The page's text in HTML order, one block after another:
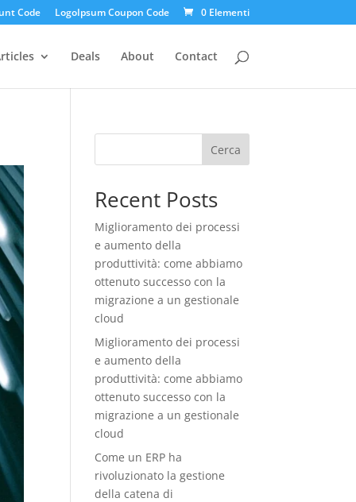
Code LogoIpsum Coupon Code 0 Elementi
Deals About Contact
Cerca
Recent Posts
Miglioramento dei processi
e aumento della
produttività: come abbiamo
ottenuto successo con la
migrazione a un gestionale
cloud
Miglioramento dei processi
e aumento della
produttività: come abbiamo
ottenuto successo con la
migrazione a un gestionale
cloud
Come un ERP ha
rivoluzionato la gestione
della catena di